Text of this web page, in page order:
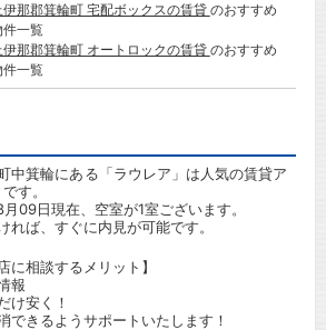
伊那郡箕輪町 宅配ボックスの賃貸 のおすすめ
件一覧
伊那郡箕輪町 オートロックの賃貸 のおすすめ
件一覧
中箕輪にある「ラウレア」は人気の賃貸ア
す。
09日現在、空室が1室ございます。
れば、すぐに内見が可能です。
に相談するメリット】
報
け安く！
できるようサポートいたします！